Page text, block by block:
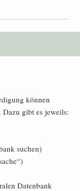
können
Dazu gibt es jeweils:
suchen)
Datenbank